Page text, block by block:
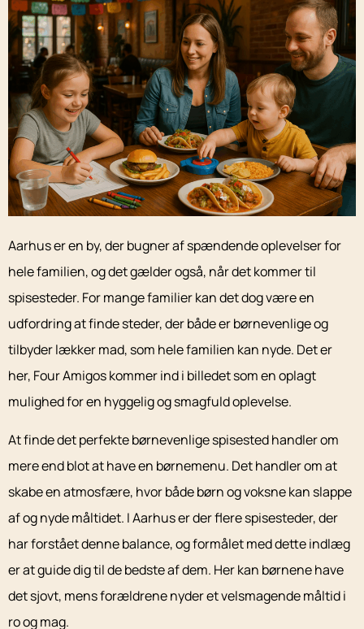
Aarhus er en by, der bugner af spændende oplevelser for
hele familien, og det gælder også, når det kommer til
spisesteder. For mange familier kan det dog være en
udfordring at finde steder, der både er børnevenlige og
tilbyder lækker mad, som hele familien kan nyde. Det er
her, Four Amigos kommer ind i billedet som en oplagt
mulighed for en hyggelig og smagfuld oplevelse.
At finde det perfekte børnevenlige spisested handler om
mere end blot at have en børnemenu. Det handler om at
skabe en atmosfære, hvor både børn og voksne kan slappe
af og nyde måltidet. I Aarhus er der flere spisesteder, der
har forstået denne balance, og formålet med dette indlæg
er at guide dig til de bedste af dem. Her kan børnene have
det sjovt, mens forældrene nyder et velsmagende måltid i
ro og mag.